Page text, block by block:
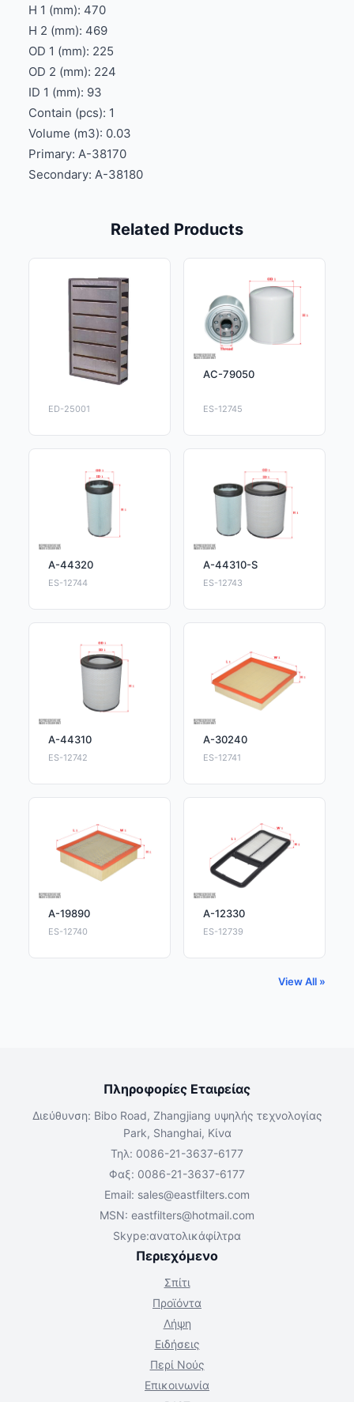
H 1 (mm): 470
H 2 (mm): 469
OD 1 (mm): 225
OD 2 (mm): 224
ID 1 (mm): 93
Contain (pcs): 1
Volume (m3): 0.03
Primary: A-38170
Secondary: A-38180
Related Products
ED-25001
AC-79050
ES-12745
A-44320
ES-12744
A-44310-S
ES-12743
A-44310
ES-12742
A-30240
ES-12741
A-19890
ES-12740
A-12330
ES-12739
View All »
Πληροφορίες Εταιρείας
Διεύθυνση: Bibo Road, Zhangjiang υψηλής τεχνολογίας
Park, Shanghai, Κίνα
Τηλ: 0086-21-3637-6177
Φαξ: 0086-21-3637-6177
Email: sales@eastfilters.com
MSN: eastfilters@hotmail.com
Skype:ανατολικάφίλτρα
Περιεχόμενο
Σπίτι
Προϊόντα
Λήψη
Ειδήσεις
Περί Νούς
Επικοινωνία